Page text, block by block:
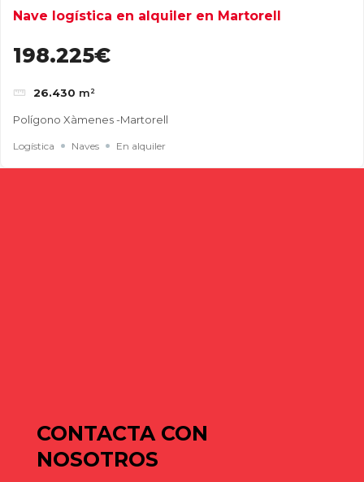
Nave logística en alquiler en Martorell
198.225€
26.430 m²
Polígono Xàmenes -Martorell
Logística Naves En alquiler
CONTACTA CON
NOSOTROS